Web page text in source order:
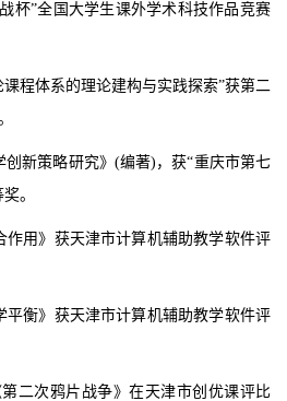
杯”全国大学生课外学术科技作品竞赛
课程体系的理论建构与实践探索”获第二
新策略研究》 (编著) ，获“重庆市第七
。
作用》获天津市计算机辅助教学软件评
平衡》获天津市计算机辅助教学软件评
二次鸦片战争》在天津市创优课评比